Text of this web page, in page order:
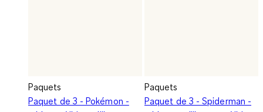
Paquets
Paquet de 3 - Pokémon -
Paquets
Paquet de 3 - Spiderman -